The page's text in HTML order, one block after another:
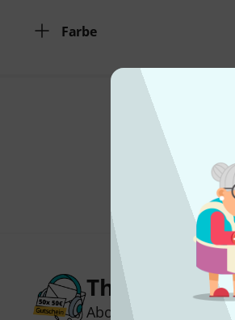
Farbe
Thomann
Abonniere den